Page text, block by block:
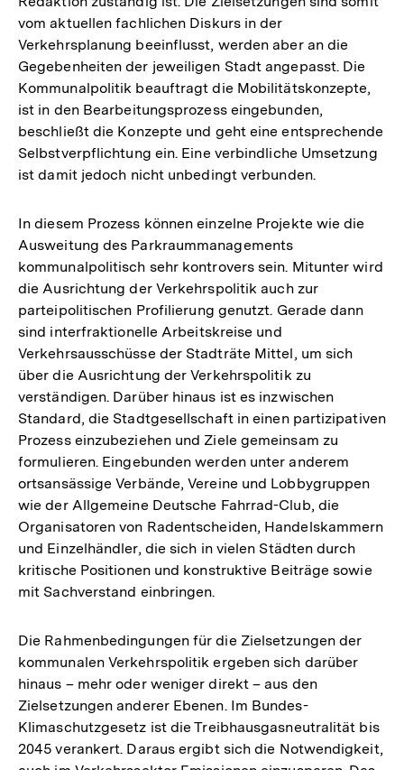
vom aktuellen fachlichen Diskurs in der
Verkehrsplanung beeinflusst, werden aber an die
Gegebenheiten der jeweiligen Stadt angepasst. Die
Kommunalpolitik beauftragt die Mobilitätskonzepte,
ist in den Bearbeitungsprozess eingebunden,
beschließt die Konzepte und geht eine entsprechende
Selbstverpflichtung ein. Eine verbindliche Umsetzung
ist damit jedoch nicht unbedingt verbunden.
In diesem Prozess können einzelne Projekte wie die
Ausweitung des Parkraummanagements
kommunalpolitisch sehr kontrovers sein. Mitunter wird
die Ausrichtung der Verkehrspolitik auch zur
parteipolitischen Profilierung genutzt. Gerade dann
sind interfraktionelle Arbeitskreise und
Verkehrsausschüsse der Stadträte Mittel, um sich
über die Ausrichtung der Verkehrspolitik zu
verständigen. Darüber hinaus ist es inzwischen
Standard, die Stadtgesellschaft in einen partizipativen
Prozess einzubeziehen und Ziele gemeinsam zu
formulieren. Eingebunden werden unter anderem
ortsansässige Verbände, Vereine und Lobbygruppen
wie der Allgemeine Deutsche Fahrrad-Club, die
Organisatoren von Radentscheiden, Handelskammern
und Einzelhändler, die sich in vielen Städten durch
kritische Positionen und konstruktive Beiträge sowie
mit Sachverstand einbringen.
Die Rahmenbedingungen für die Zielsetzungen der
kommunalen Verkehrspolitik ergeben sich darüber
hinaus – mehr oder weniger direkt – aus den
Zielsetzungen anderer Ebenen. Im Bundes-
Klimaschutzgesetz ist die Treibhausgasneutralität bis
2045 verankert. Daraus ergibt sich die Notwendigkeit,